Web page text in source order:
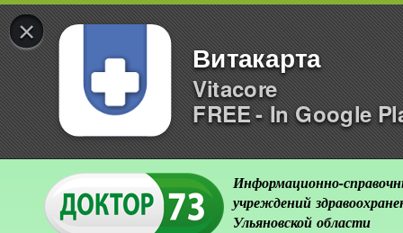
×
Витакарта
Vitacore
FREE - In Google
Информационно-
учреждений
Ульяновской области